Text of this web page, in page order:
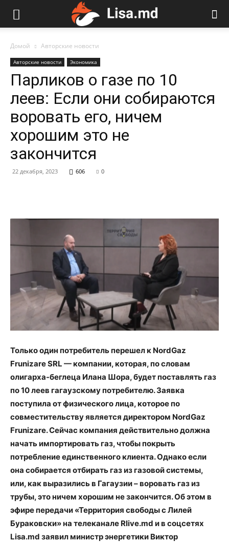
Домой Авторские новости
Авторские новости Экономика
Парликов о газе по 10
леев: Если они собираются
воровать его, ничем
хорошим это не
закончится
22 декабря, 2023 606 0
Только один потребитель перешел к NordGaz
Frunizare SRL — компании, которая, по словам
олигарха-беглеца Илана Шора, будет поставлять газ
по 10 леев гагаузскому потребителю. Заявка
поступила от физического лица, которое по
совместительству является директором NordGaz
Frunizare. Сейчас компания действительно должна
начать импортировать газ, чтобы покрыть
потребление единственного клиента. Однако если
она собирается отбирать газ из газовой системы,
или, как выразились в Гагаузии – воровать газ из
трубы, это ничем хорошим не закончится. Об этом в
эфире передачи «Территория свободы с Лилей
Бураковски» на телеканале Rlive.md и в соцсетях
Lisa.md заявил министр энергетики Виктор